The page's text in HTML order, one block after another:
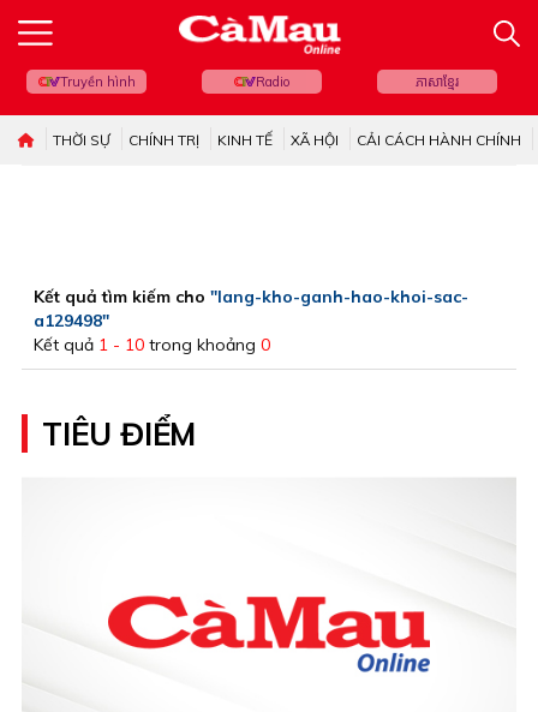
Truyền hình Radio ភាសាខ្មែរ
THỜI SỰ CHÍNH TRỊ KINH TẾ XÃ HỘI CẢI CÁCH HÀNH CHÍNH
Kết quả tìm kiếm cho "lang-kho-ganh-hao-khoi-sac-
a129498"
Kết quả 1 - 10 trong khoảng 0
TIÊU ĐIỂM